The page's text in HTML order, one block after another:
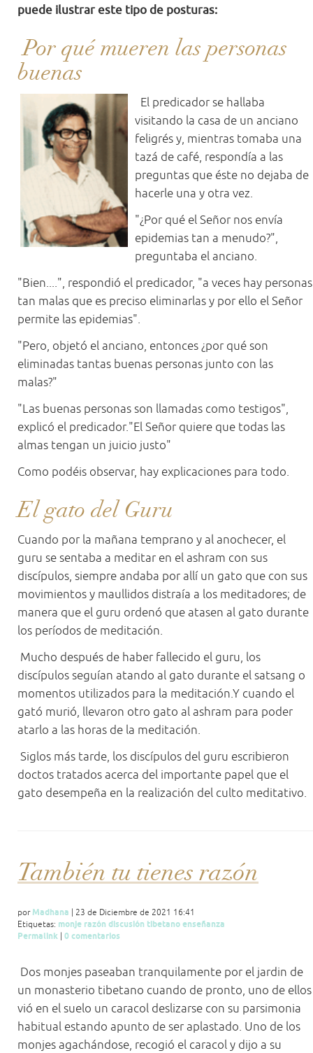
puede ilustrar este tipo de posturas:
Por qué mueren las personas
buenas
El predicador se hallaba
visitando la casa de un anciano
feligrés y, mientras tomaba una
tazá de café, respondía a las
preguntas que éste no dejaba de
hacerle una y otra vez.
"¿Por qué el Señor nos envía
epidemias tan a menudo?",
preguntaba el anciano.
"Bien....", respondió el predicador, "a veces hay personas
tan malas que es preciso eliminarlas y por ello el Señor
permite las epidemias".
"Pero, objetó el anciano, entonces ¿por qué son
eliminadas tantas buenas personas junto con las
malas?"
"Las buenas personas son llamadas como testigos",
explicó el predicador."El Señor quiere que todas las
almas tengan un juicio justo"
Como podéis observar, hay explicaciones para todo.
El gato del Guru
Cuando por la mañana temprano y al anochecer, el
guru se sentaba a meditar en el ashram con sus
discípulos, siempre andaba por allí un gato que con sus
movimientos y maullidos distraía a los meditadores; de
manera que el guru ordenó que atasen al gato durante
los períodos de meditación.
Mucho después de haber fallecido el guru, los
discípulos seguían atando al gato durante el satsang o
momentos utilizados para la meditación.Y cuando el
gató murió, llevaron otro gato al ashram para poder
atarlo a las horas de la meditación.
Siglos más tarde, los discípulos del guru escribieron
doctos tratados acerca del importante papel que el
gato desempeña en la realización del culto meditativo.
También tu tienes razón
por Madhana | 23 de Diciembre de 2021 16:41
Etiquetas: monje razón discusión tibetano enseñanza
Permalink 0 comentarios
Dos monjes paseaban tranquilamente por el jardin de
un monasterio tibetano cuando de pronto, uno de ellos
vió en el suelo un caracol deslizarse con su parsimonia
habitual estando apunto de ser aplastado. Uno de los
monjes agachándose, recogió el caracol y dijo a su